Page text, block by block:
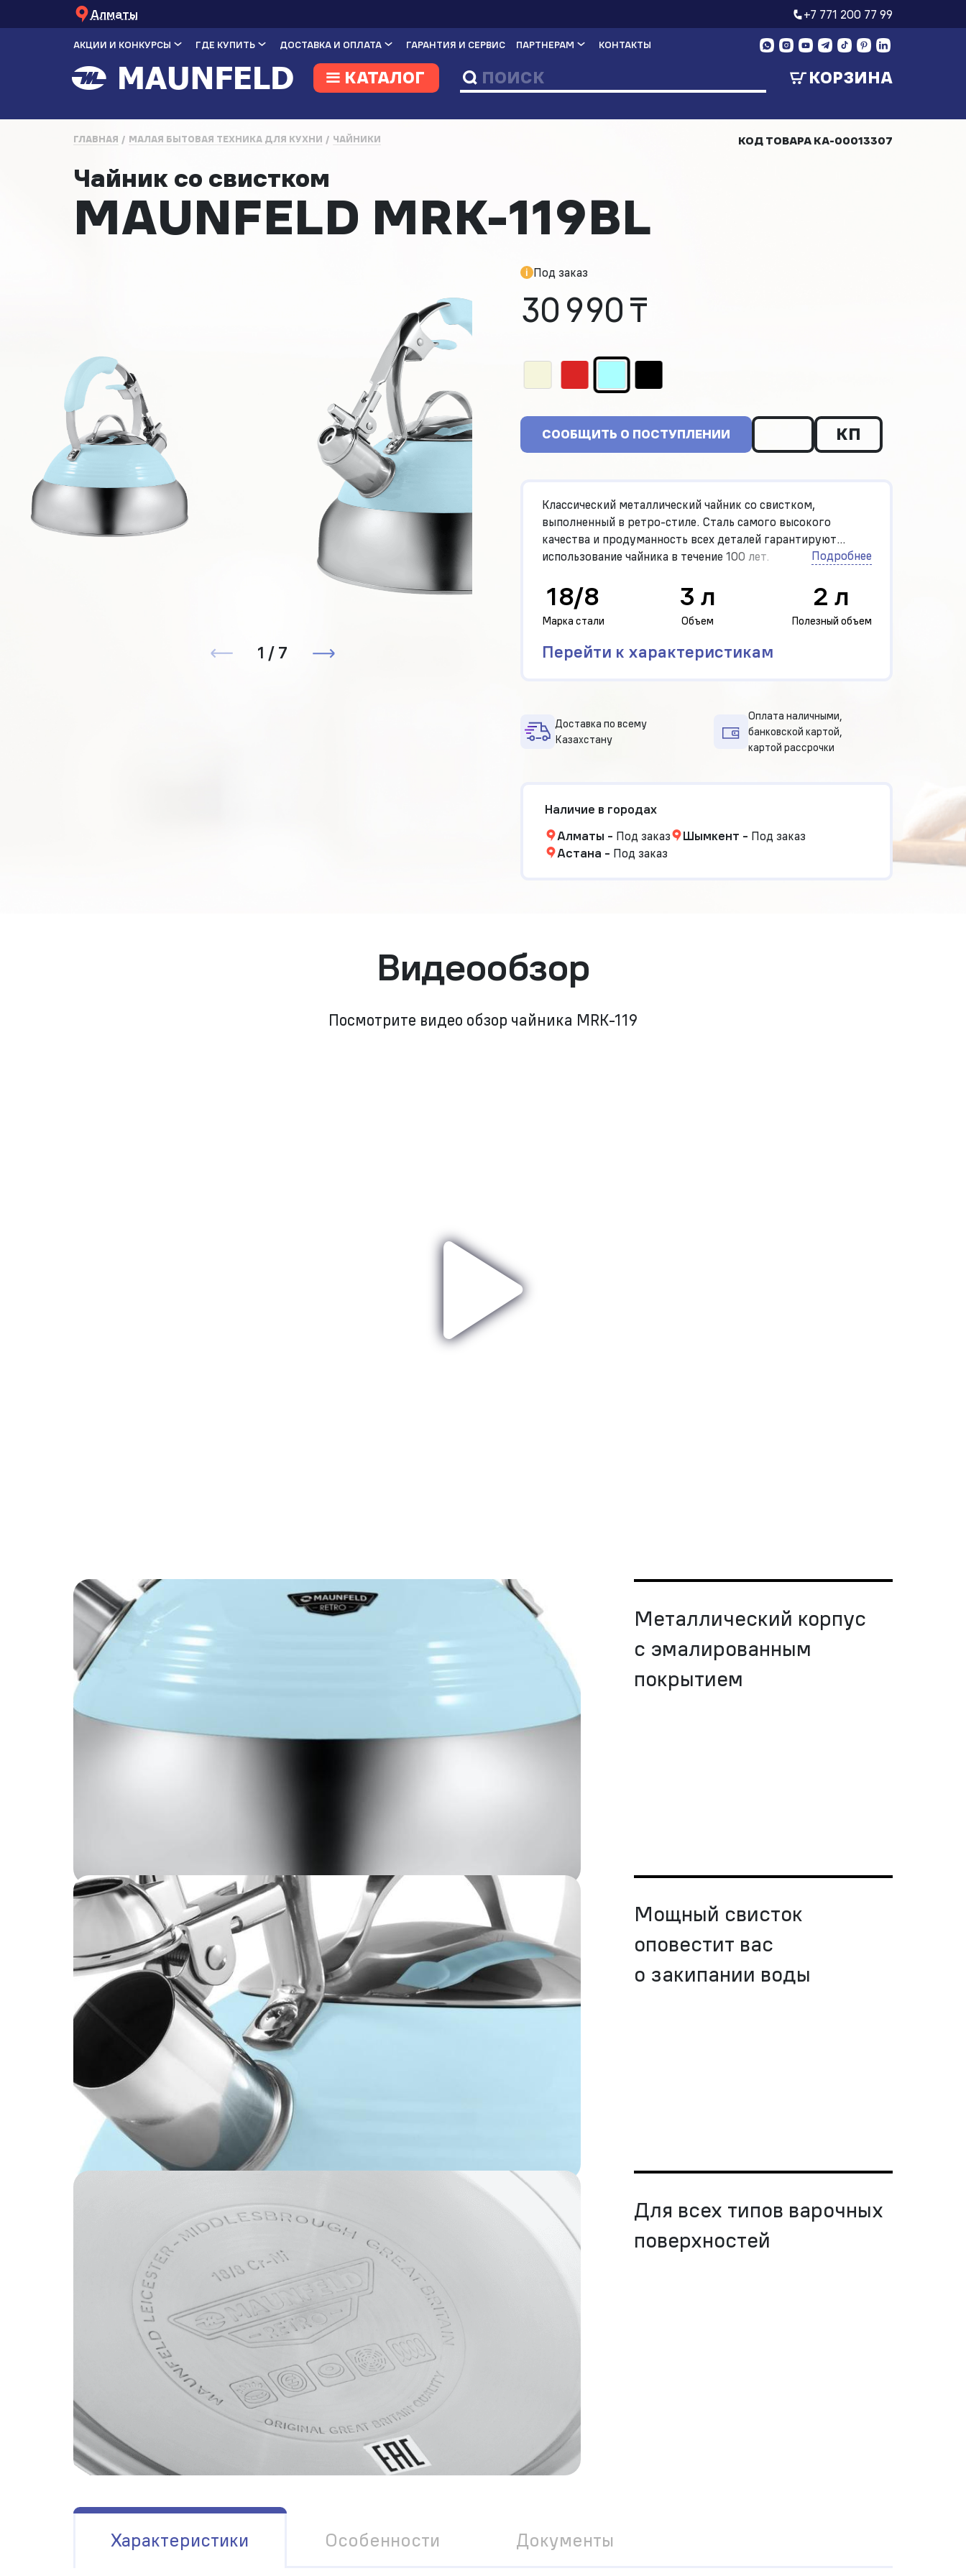
Алматы +7 771 200 77 99
АКЦИИ И КОНКУРСЫ ГДЕ КУПИТЬ ДОСТАВКА И ОПЛАТА ГАРАНТИЯ И СЕРВИС ПАРТНЕРАМ КОНТАКТЫ
КАТАЛОГ КОРЗИНА
ГЛАВНАЯ МАЛАЯ БЫТОВАЯ ТЕХНИКА ДЛЯ КУХНИ ЧАЙНИКИ КОД ТОВАРА КА-00013307
Чайник со свистком
MAUNFELD MRK-119BL
1 / 7
Под заказ
30 990 ₸
СООБЩИТЬ О ПОСТУПЛЕНИИ КП
Классический металлический чайник со свистком,
выполненный в ретро-стиле. Сталь самого высокого
качества и продуманность всех деталей гарантируют
использование чайника в течение 100 лет.
Подробнее
18/8
Марка стали
3 л
Объем
2 л
Полезный объем
Перейти к характеристикам
Доставка по всему
Казахстану
Оплата наличными,
банковской картой,
картой рассрочки
Наличие в городах
Алматы - Под заказ Шымкент - Под заказ
Астана - Под заказ
Видеообзор
Посмотрите видео обзор чайника MRK-119
Металлический корпус
с эмалированным
покрытием
Мощный свисток
оповестит вас
о закипании воды
Для всех типов варочных
поверхностей
Характеристики Особенности Документы